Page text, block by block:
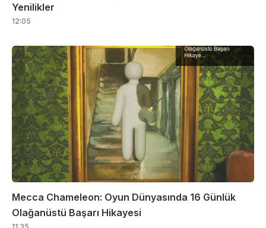
Yenilikler
12:05
Mecca Chameleon: Oyun Dünyasında 16 Günlük
Olağanüstü Başarı Hikayesi
11:35